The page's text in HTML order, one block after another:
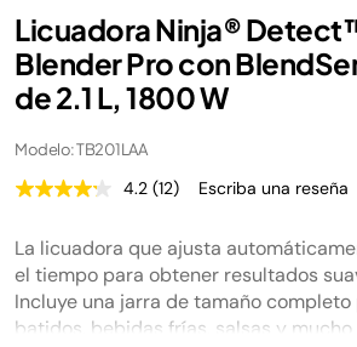
Licuadora Ninja®
Blender Pro con
de 2.1 L, 1800 W
Modelo: TB201LAA
4.2 Lea
reseñas.
Enlace
en
la
misma
página.
(12) Escriba una reseña
La licuadora que ajusta
el tiempo para obtener resultados
Incluye una jarra de tamaño
batidos, bebidas frías, salsas y mucho